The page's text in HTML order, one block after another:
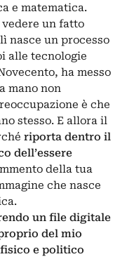
e matematica.
un fatto
nasce un processo
alle tecnologie
ha messo
mano non
è che
stesso. E allora il
riporta dentro il
dell’essere
della tua
che nasce
un file digitale
del mio
e politico